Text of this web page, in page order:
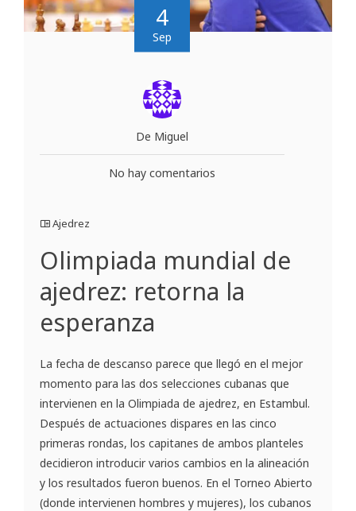
4
Sep
De Miguel
No hay comentarios
Ajedrez
Olimpiada mundial de
ajedrez: retorna la
esperanza
La fecha de descanso parece que llegó en el mejor
momento para las dos selecciones cubanas que
intervienen en la Olimpiada de ajedrez, en Estambul.
Después de actuaciones dispares en las cinco
primeras rondas, los capitanes de ambos planteles
decidieron introducir varios cambios en la alineación
y los resultados fueron buenos. En el Torneo Abierto
(donde intervienen hombres y mujeres), los cubanos